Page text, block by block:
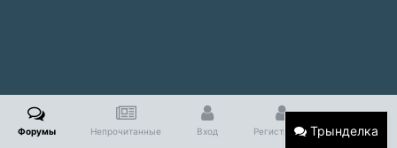
Трынделка
Форумы Непрочитанные Вход Регистрация Больше